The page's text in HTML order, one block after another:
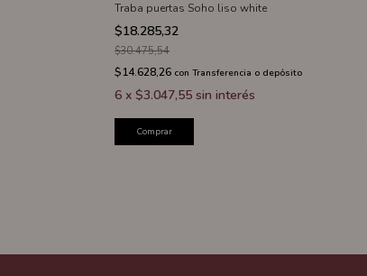
Traba puertas Soho liso white
$18.285,32
$30.475,54
$14.628,26 con Transferencia o depósito
6 x $3.047,55 sin interés
Comprar